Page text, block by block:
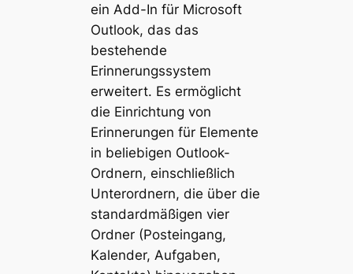
ein Add-In für Microsoft
Outlook, das das
bestehende
Erinnerungssystem
erweitert. Es ermöglicht
die Einrichtung von
Erinnerungen für Elemente
in beliebigen Outlook-
Ordnern, einschließlich
Unterordnern, die über die
standardmäßigen vier
Ordner (Posteingang,
Kalender, Aufgaben,